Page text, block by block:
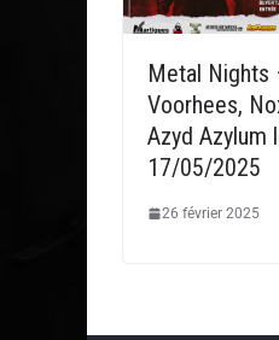
Metal Nights
Voorhees,
Azyd Azylum
17/05/2025
26 février 2025